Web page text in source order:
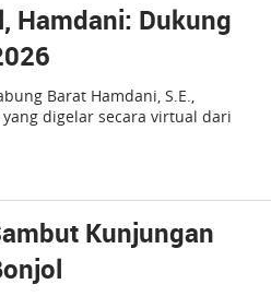
Hamdani: Dukung
Barat Hamdani, S.E.,
digelar secara virtual dari
Kunjungan